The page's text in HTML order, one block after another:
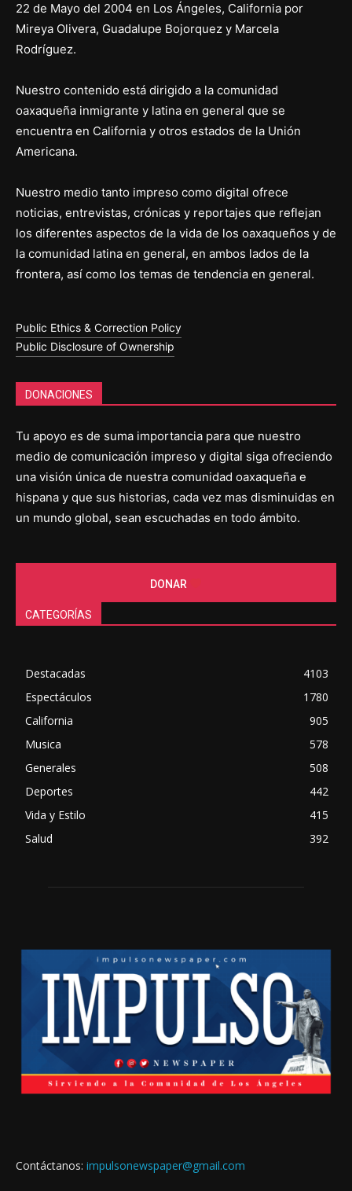
22 de Mayo del 2004 en Los Ángeles, California por
Mireya Olivera, Guadalupe Bojorquez y Marcela
Rodríguez.
Nuestro contenido está dirigido a la comunidad
oaxaqueña inmigrante y latina en general que se
encuentra en California y otros estados de la Unión
Americana.
Nuestro medio tanto impreso como digital ofrece
noticias, entrevistas, crónicas y reportajes que reflejan
los diferentes aspectos de la vida de los oaxaqueños y de
la comunidad latina en general, en ambos lados de la
frontera, así como los temas de tendencia en general.
Public Ethics & Correction Policy
Public Disclosure of Ownership
DONACIONES
Tu apoyo es de suma importancia para que nuestro
medio de comunicación impreso y digital siga ofreciendo
una visión única de nuestra comunidad oaxaqueña e
hispana y que sus historias, cada vez mas disminuidas en
un mundo global, sean escuchadas en todo ámbito.
DONAR
CATEGORÍAS
Destacadas
4103
Espectáculos
1780
California
905
Musica
578
Generales
508
Deportes
442
Vida y Estilo
415
Salud
392
Contáctanos: impulsonewspaper@gmail.com